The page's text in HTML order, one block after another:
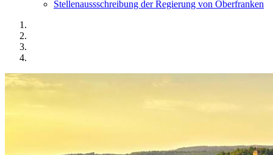
Stellenaussschreibung der Regierung von Oberfranken